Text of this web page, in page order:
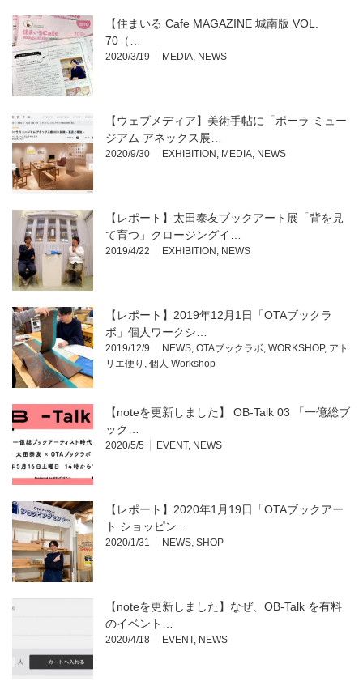
【住まいる Cafe MAGAZINE 城南版 VOL.
70（…
2020/3/19 MEDIA, NEWS
【ウェブメディア】美術手帖に「ポーラ ミュー
ジアム アネックス展…
2020/9/30 EXHIBITION , MEDIA, NEWS
【レポート】太田泰友ブックアート展「背を見
て育つ」クロージングイ…
2019/4/22 EXHIBITION , NEWS
【レポート】2019年12月1日「OTAブックラ
ボ」個人ワークシ…
2019/12/9 NEWS, OTAブックラボ, WORKSHOP, アト
リエ便り , 個人 Workshop
【noteを更新しました】 OB-Talk 03 「一億総ブ
ック…
2020/5/5 EVENT, NEWS
【レポート】2020年1月19日「OTAブックアー
ト ショッピン…
2020/1/31 NEWS, SHOP
【noteを更新しました】なぜ、OB-Talk を有料
のイベント…
2020/4/18 EVENT, NEWS